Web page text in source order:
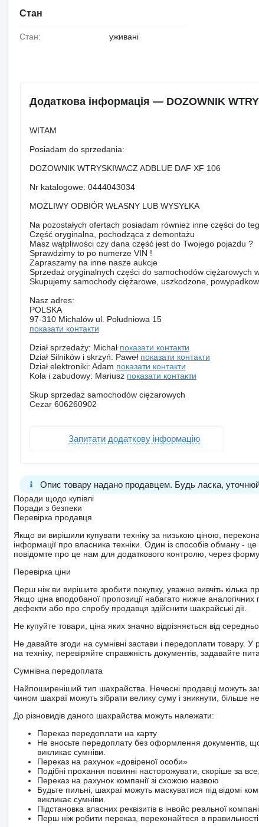
Стан
Стан: уживані
Додаткова інформація — DOZOWNIK
WITAM
Posiadam do sprzedania:
DOZOWNIK WTRYSKIWACZ ADBLUE DAF XF 106
Nr katalogowe: 0444043034
MOŻLIWY ODBIÓR WŁASNY LUB WYSYŁKA
Na pozostałych ofertach posiadam również inne części do
Część oryginalna, pochodząca z demontażu
Masz wątpliwości czy dana część jest do Twojego pojazdu ?
Sprawdzimy to po numerze VIN !
Zapraszamy na inne nasze aukcje
Sprzedaż oryginalnych części do samochodów ciężarowych
Skupujemy samochody ciężarowe, uszkodzone,
Nasz adres:
POLSKA
97-310 Michalów ul. Południowa 15
показати контакти
Dział sprzedaży: Michał показати контакти
Dział Silników i skrzyń: Paweł показати контакти
Dział elektroniki: Adam показати контакти
Koła i zabudowy: Mariusz показати контакти
Skup sprzedaż samochodów ciężarowych
Cezar 606260902
Запитати додаткову інформацію
Опис товару надано продавцем. Будь ласка,
Поради щодо купівлі
Поради з безпеки
Перевірка продавця
Якщо ви вирішили купувати техніку за низькою ціною,
інформації про власника техніки. Один із способів обману -
повідомте про це нам для додаткового контролю, через форму
Перевірка ціни
Перш ніж ви вирішите зробити покупку, уважно вивчіть кілька
Якщо ціна вподобаної пропозиції набагато нижче
дефекти або про спробу продавця здійснити шахрайські дії.
Не купуйте товари, ціна яких значно відрізняється від
Не давайте згоди на сумнівні застави і передоплати товару. У
на техніку, перевіряйте справжність документів, задавайте
Сумнівна передоплата
Найпоширеніший тип шахрайства. Нечесні продавці можуть
чином шахраї можуть зібрати велику суму і зникнути, більше
До різновидів даного шахрайства можуть належати:
Переказ передоплати на карту
Не вносьте передоплату без оформлення документів,
викликає сумніви.
Переказ на рахунок «довіреної особи»
Подібні прохання повинні насторожувати, скоріше за
Переказ на рахунок компанії зі схожою назвою
Будьте пильні, шахраї можуть маскуватися під відомі
викликає сумніви.
Підстановка власних реквізитів в інвойс реальної
Перш ніж робити переказ, переконайтеся в правильності